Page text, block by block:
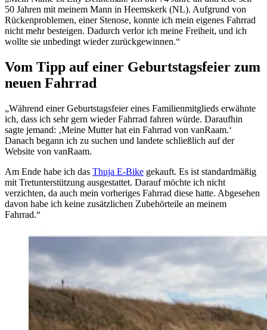
50 Jahren mit meinem Mann in Heemskerk (NL). Aufgrund von
Rückenproblemen, einer Stenose, konnte ich mein eigenes Fahrrad
nicht mehr besteigen. Dadurch verlor ich meine Freiheit, und ich
wollte sie unbedingt wieder zurückgewinnen.“
Vom Tipp auf einer Geburtstagsfeier zum
neuen Fahrrad
„Während einer Geburtstagsfeier eines Familienmitglieds erwähnte
ich, dass ich sehr gern wieder Fahrrad fahren würde. Daraufhin
sagte jemand: ‚Meine Mutter hat ein Fahrrad von vanRaam.‘
Danach begann ich zu suchen und landete schließlich auf der
Website von vanRaam.
Am Ende habe ich das Thuja E-Bike gekauft. Es ist standardmäßig
mit Tretunterstützung ausgestattet. Darauf möchte ich nicht
verzichten, da auch mein vorheriges Fahrrad diese hatte. Abgesehen
davon habe ich keine zusätzlichen Zubehörteile an meinem
Fahrrad.“